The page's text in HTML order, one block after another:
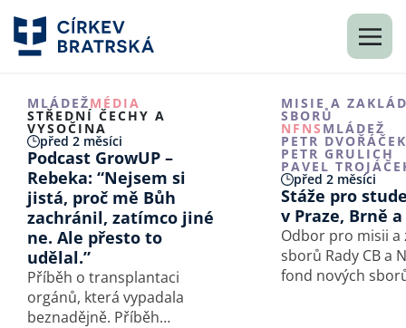
MLÁDEŽMÉDIA
STŘEDNÍ ČECHY A
VYSOČINA
před 2 měsíci
Podcast GrowUP –
Rebeka: “Nejsem si
jistá, proč mě Bůh
zachránil, zatímco jiné
ne. Ale přesto to
udělal.”
Příběh o transplantaci
orgánů, která vypadala
beznadějně. Příběh
MISIE A
SBORŮ
NFNS MLÁDEŽ
PETR DVOŘÁČEK
PETR GRULICH
PAVEL
před 2 měsíci
Stáže pro
v Praze, Brně
Odbor pro misii a
sborů Rady CB a
fond nových